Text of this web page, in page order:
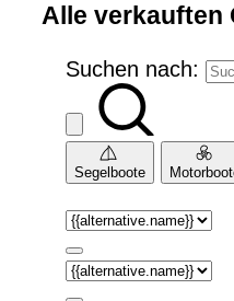
Alle verkauften
Suchen nach:
Segelboote